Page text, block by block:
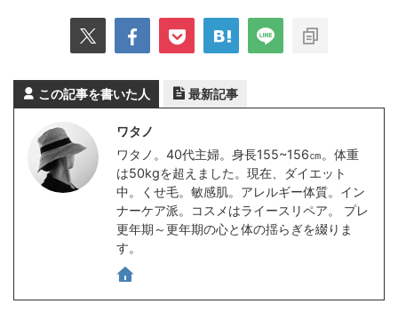
この記事を書いた人 最新記事
ワタノ
ワタノ。40代主婦。身長155~156㎝。体重
は50kgを超えました。現在、ダイエット
中。くせ毛。敏感肌。アレルギー体質。イン
ナーケア派。コスメはライースリペア。 プレ
更年期～更年期の心と体の揺らぎを綴りま
す。